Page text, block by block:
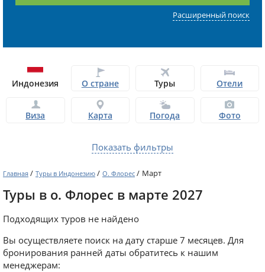
Расширенный поиск
Индонезия О стране Туры Отели
Виза Карта Погода Фото
Показать фильтры
Главная / Туры в Индонезию / О. Флорес / Март
Туры в о. Флорес в марте 2027
Подходящих туров не найдено
Вы осуществляете поиск на дату старше 7 месяцев. Для
бронирования ранней даты обратитесь к нашим
менеджерам: